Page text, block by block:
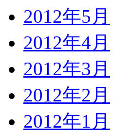
2012年5月
2012年4月
2012年3月
2012年2月
2012年1月